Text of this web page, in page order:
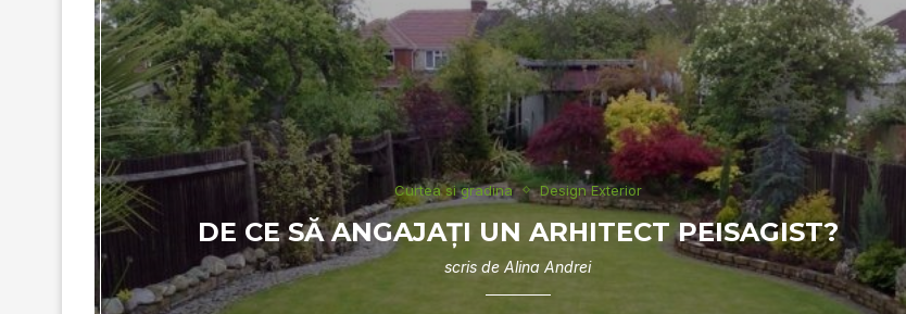
Curtea si gradina Design Exterior
DE CE SĂ ANGAJAŢI UN ARHITECT PEISAGIST?
scris deAlina Andrei